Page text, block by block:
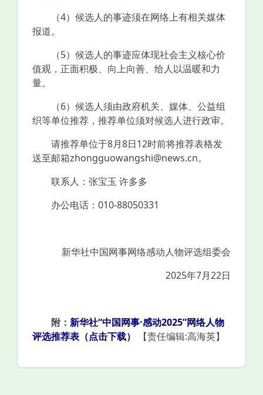
（4）候选人的事迹须在网络上有相关媒体
报道。
（5）候选人的事迹应体现社会主义核心价
值观，正面积极、向上向善、给人以温暖和力
量。
（6）候选人须由政府机关、媒体、公益组
织等单位推荐，推荐单位须对候选人进行政审。
请推荐单位于8月8日12时前将推荐表格发
送至邮箱zhongguowangshi@news.cn。
联系人：张宝玉 许多多
办公电话：010-88050331
新华社中国网事网络感动人物评选组委会
2025年7月22日
附： 新华社“中国网事·感动2025”网络人物
评选推荐表（点击下载）
【责任编辑:高海英】